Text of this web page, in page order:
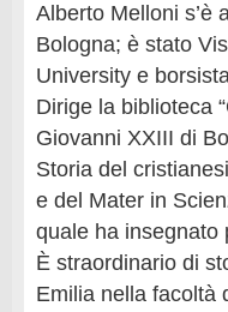
Alberto Melloni s’è
Bologna; è stato
University e
Dirige la biblioteca
Giovanni XXIII di
Storia del
e del Mater in
quale ha insegnato
È straordinario di
Emilia nella facoltà